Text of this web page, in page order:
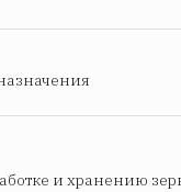
и хранению